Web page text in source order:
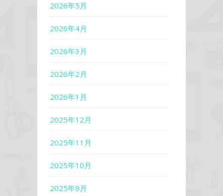
2026年5月
2026年4月
2026年3月
2026年2月
2026年1月
2025年12月
2025年11月
2025年10月
2025年9月